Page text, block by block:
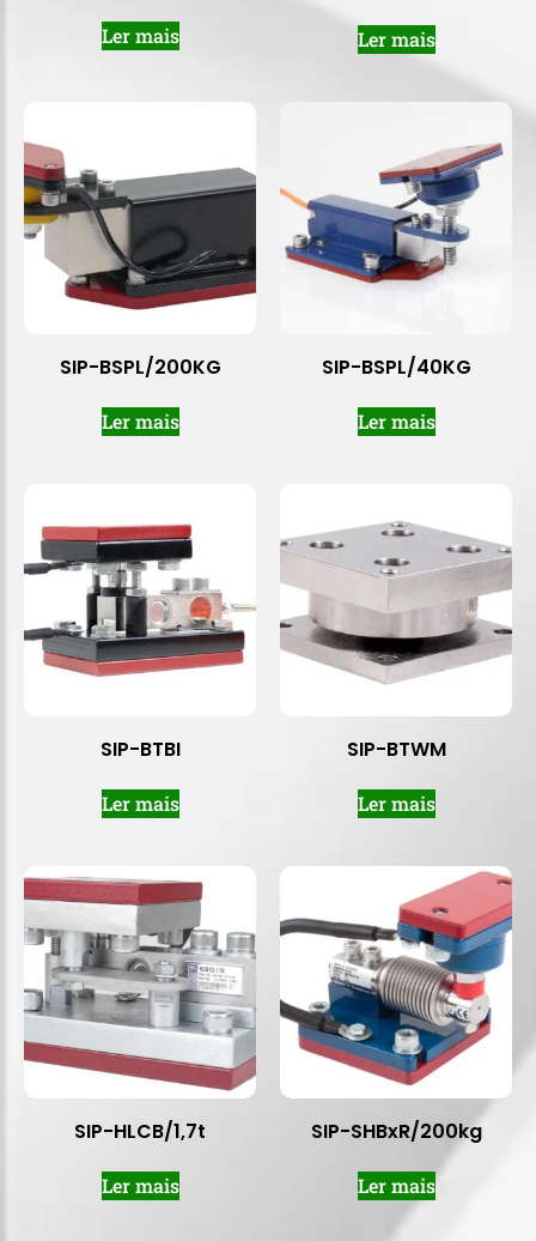
Ler mais Ler mais
SIP-BSPL/200KG
Ler mais
SIP-BSPL/40KG
Ler mais
SIP-BTBI
Ler mais
SIP-BTWM
Ler mais
SIP-HLCB/1,7t
Ler mais
SIP-SHBxR/200kg
Ler mais